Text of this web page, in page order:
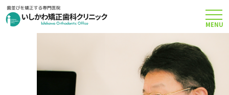
矯正治療について
MENU